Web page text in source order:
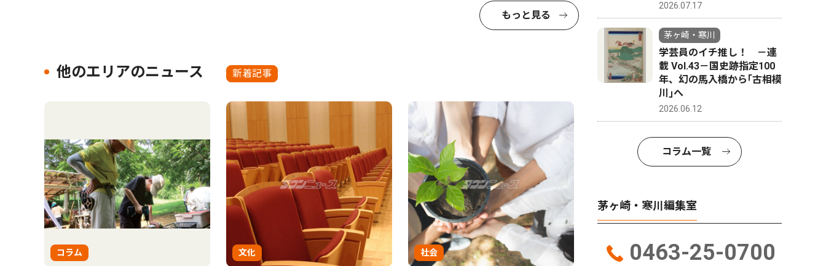
もっと見る
他のエリアのニュース 新着記事
コラム 文化 社会
2026.07.17
茅ヶ崎・寒川
学芸員のイチ推し！ －連
載 Vol.43－国史跡指定100
年、幻の馬入橋から｢古相模
川｣へ
2026.06.12
コラム一覧
茅ヶ崎・寒川編集室
0463-25-0700